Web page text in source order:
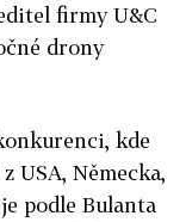
firmy U&C
drony
kde
USA, Německa,
podle Bulanta